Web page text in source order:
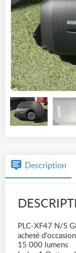
Description
PLC-XF47 N/S
acheté
15 000 lumens